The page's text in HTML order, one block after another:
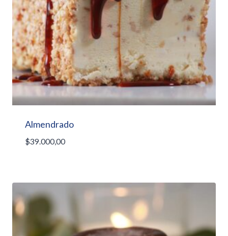
Almendrado
$39.000,00